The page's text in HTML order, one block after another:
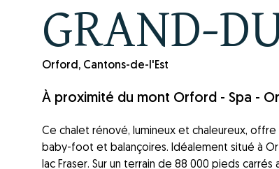
GRAND-
Orford, Cantons-de-l'Est
À proximité du mont Orford - Spa -
Ce chalet rénové, lumineux et chaleureux,
baby-foot et balançoires. Idéalement situé à
lac Fraser. Sur un terrain de 88 000 pieds